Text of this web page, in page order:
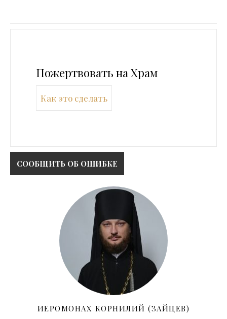
Пожертвовать на Храм
Как это сделать
ИЕРОМОНАХ КОРНИЛИЙ (ЗАЙЦЕВ)